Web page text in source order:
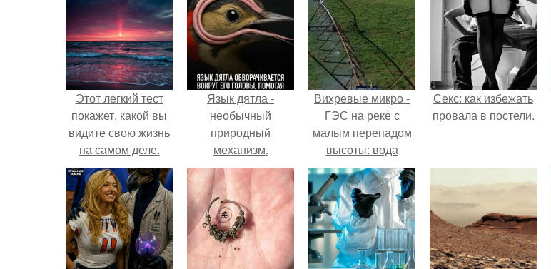
Этот легкий тест
покажет, какой вы
видите свою жизнь
на самом деле.
Язык дятла -
необычный
природный
механизм.
Вихревые микро -
ГЭС на реке с
малым перепадом
высоты: вода
закручивается в
бетонной камере и
вращает
вертикальную
турбину.
Секс: как избежать
провала в постели.